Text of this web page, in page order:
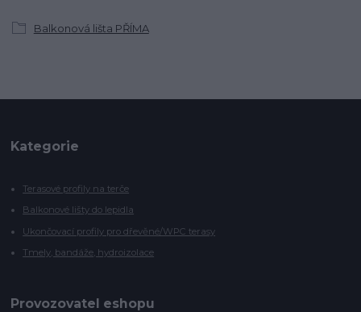
Balkonová lišta PŘÍMA
Kategorie
Terasové profily na terče
Balkonové lišty do lepidla
Ukončovací profily pro dřevěné/WPC terasy
Tmely, bandáže, hydroizolace
Provozovatel eshopu